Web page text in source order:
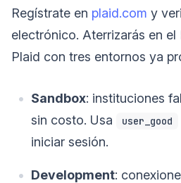
Regístrate en plaid.com y
electrónico. Aterrizarás en
Plaid con tres entornos ya
Sandbox: instituciones
sin costo. Usa
user_good
iniciar sesión.
Development: